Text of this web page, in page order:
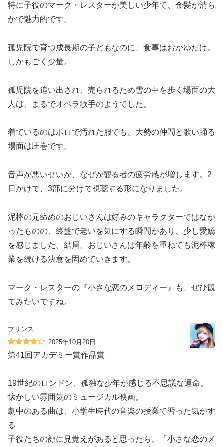
特に子役のマーク・レスターが美しい少年で、金髪が清ら
かで魅力的です。
孤児院で育つ成長期の子どもなのに、食事はおかゆだけ。
しかもごく少量。
孤児院を追い出され、売られるため雪の中を歩く場面の大
人は、まるでオペラ歌手のようでした。
着ているのはボロで汚れた服でも、大勢の仲間と歌い踊る
場面は圧巻です。
音声が悪いせいか、なぜか観る者の疲労感が増します。2
日かけて、3部に分けて視聴する形になりました。
泥棒の元締めのおじいさんは好みのキャラクターではなか
ったものの、終盤で老いを気にする瞬間があり、少し愛嬌
を感じました。結局、おじいさんは年齢を重ねても泥棒稼
業を続ける決意を固めていきます。
マーク・レスターの『小さな恋のメロディー』も、ぜひ観
てみたいですね。
プリンス
2025年10月20日
第41回アカデミー賞作品賞
19世紀のロンドン、孤独な少年が感じる不思議な運命。
懐かしい雰囲気のミュージカル映画。
劇中のある曲は、小学生時代の音楽の授業で習った気がす
る
子役たちの顔に見覚えがあると思ったら、『小さな恋のメ